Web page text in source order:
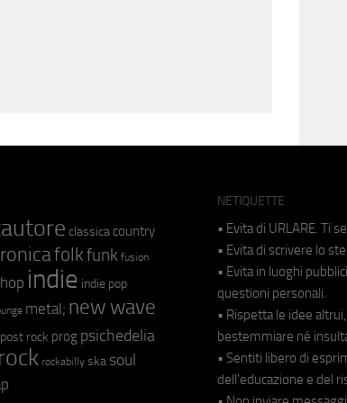
classica country
folkfunk fusion
indie indie pop
metal; new wave
post rock prog psichedelia
rock rockabilly ska soul
NETIQUETTE
• Evita di URLARE. Ti
• Evita di scrivere lo
• Evita in luoghi
questioni personali.
• Rispetta le idee
bestemmiare né
• Sentiti libero di
dell'educazione e del